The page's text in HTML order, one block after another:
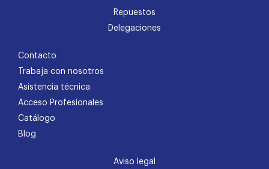
Repuestos
Delegaciones
Contacto
Trabaja con nosotros
Asistencia técnica
Acceso Profesionales
Catálogo
Blog
Aviso legal